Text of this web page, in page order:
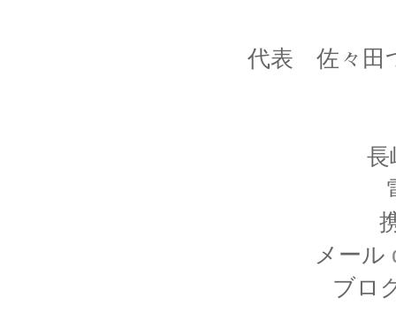
代表 佐々田
長
メール
ブロ